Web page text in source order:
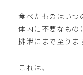
食べたものはいつ
体内に不要なもの
排泄にまで至りま
これは、